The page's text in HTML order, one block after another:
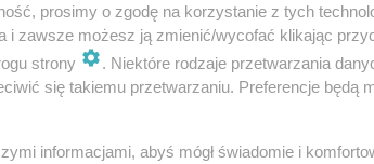
można zrobić ostatnie zakupy
prosimy o zgodę na korzystanie z tych
i zawsze możesz ją zmienić/wycofać klikając
strony
. Niektóre rodzaje przetwarzania
się takiemu przetwarzaniu. Preferencje będą
informacjami, abyś mógł świadomie i